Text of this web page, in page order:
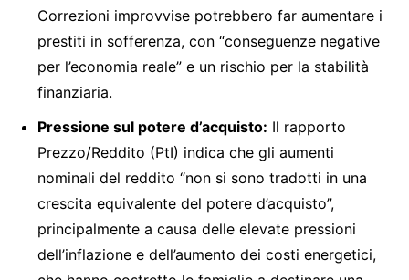
Correzioni improvvise potrebbero far aumentare i
prestiti in sofferenza, con “conseguenze negative
per l’economia reale” e un rischio per la stabilità
finanziaria.
Pressione sul potere d’acquisto: Il rapporto
Prezzo/Reddito (PtI) indica che gli aumenti
nominali del reddito “non si sono tradotti in una
crescita equivalente del potere d’acquisto”,
principalmente a causa delle elevate pressioni
dell’inflazione e dell’aumento dei costi energetici,